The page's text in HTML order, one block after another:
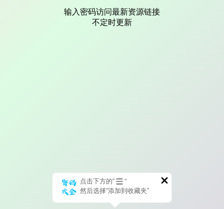
输入密码访问最新资源链接
不定时更新
点击下方的“
”
然后选择“添加到收藏夹”